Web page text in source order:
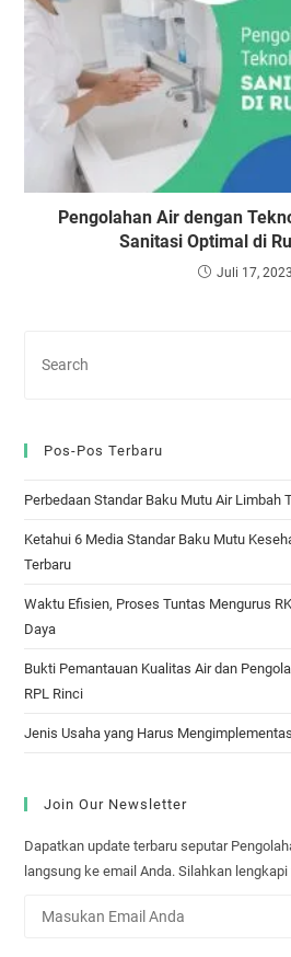
Pengolahan Air dengan
Sanitasi Optimal di
Juli 17, 2023
Pos-Pos Terbaru
Perbedaan Standar Baku Mutu Air Limbah
Ketahui 6 Media Standar Baku Mutu
Terbaru
Waktu Efisien, Proses Tuntas Mengurus
Daya
Bukti Pemantauan Kualitas Air dan
RPL Rinci
Jenis Usaha yang Harus
Join Our Newsletter
Dapatkan update terbaru seputar
langsung ke email Anda. Silahkan